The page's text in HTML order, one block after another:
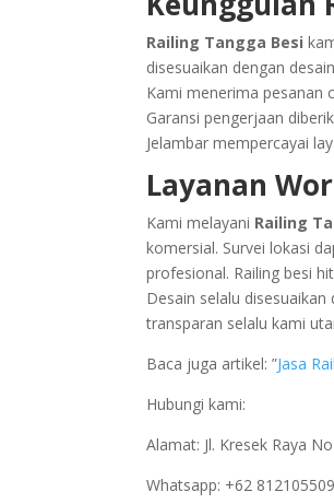
Railing Tangga Besi
disesuaikan dengan
Kami menerima pesanan
Garansi pengerjaan
Jelambar mempercayai
Layanan
Kami melayani Railing
komersial. Survei lokasi
profesional. Railing besi
Desain selalu
transparan selalu kami
Baca juga artikel: ”Jasa
Hubungi kami:
Alamat: Jl. Kresek Raya
Whatsapp: +62